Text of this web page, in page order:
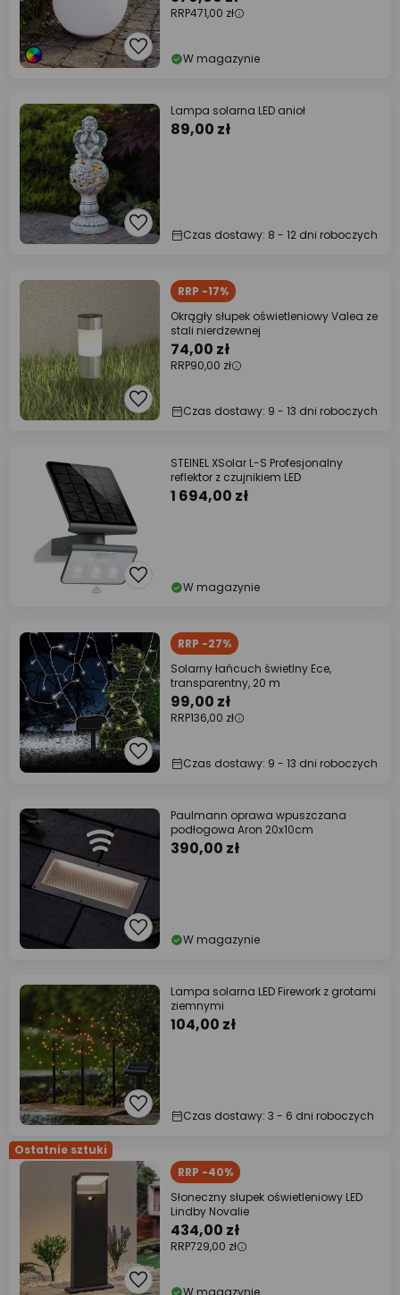
RRP471,00 zł
W magazynie
Lampa solarna LED anioł
89,00 zł
Czas dostawy: 8 - 12 dni roboczych
RRP -17%
Okrągły słupek oświetleniowy Valea ze
stali nierdzewnej
74,00 zł
RRP90,00 zł
Czas dostawy: 9 - 13 dni roboczych
STEINEL XSolar L-S Profesjonalny
reflektor z czujnikiem LED
1 694,00 zł
W magazynie
RRP -27%
Solarny łańcuch świetlny Ece,
transparentny, 20 m
99,00 zł
RRP136,00 zł
Czas dostawy: 9 - 13 dni roboczych
Paulmann oprawa wpuszczana
podłogowa Aron 20x10cm
390,00 zł
W magazynie
Lampa solarna LED Firework z grotami
ziemnymi
104,00 zł
Czas dostawy: 3 - 6 dni roboczych
Ostatnie sztuki
RRP -40%
Słoneczny słupek oświetleniowy LED
Lindby Novalie
434,00 zł
RRP729,00 zł
W magazynie